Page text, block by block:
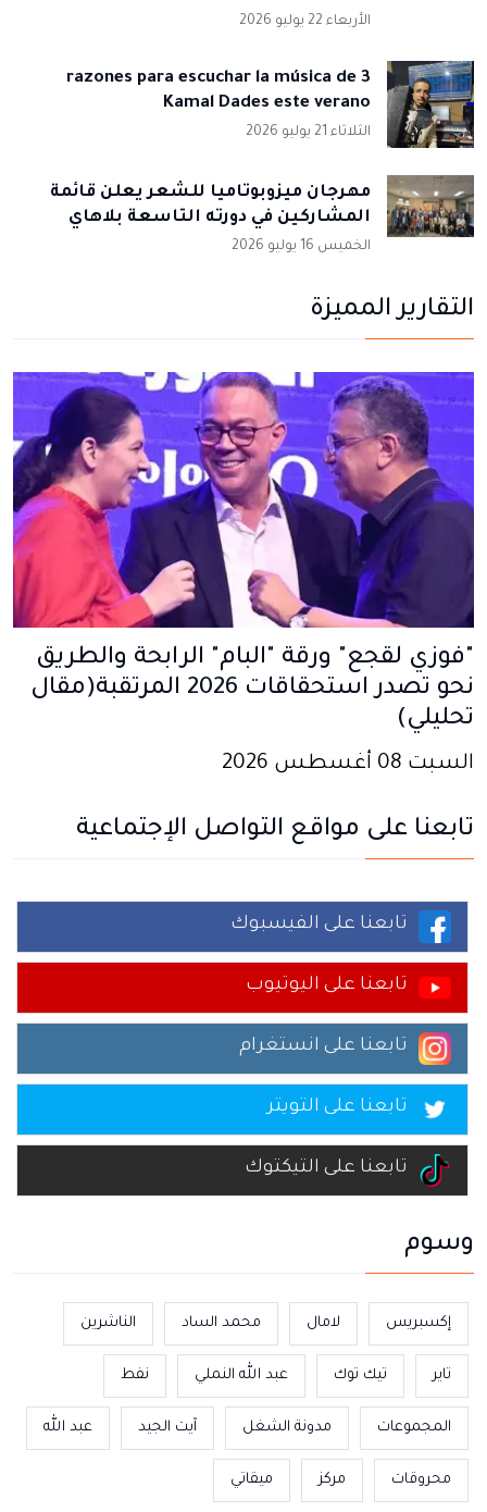
الأربعاء 22 يوليو 2026
3 razones para escuchar la música de
Kamal Dades este verano
الثلاثاء 21 يوليو 2026
مهرجان ميزوبوتاميا للشعر يعلن قائمة
المشاركين في دورته التاسعة بلاهاي
الخميس 16 يوليو 2026
التقارير المميزة
"فوزي لقجع" ورقة "البام" الرابحة والطريق
نحو تصدر استحقاقات 2026 المرتقبة(مقال
تحليلي)
السبت 08 أغسطس 2026
تابعنا على مواقع التواصل الإجتماعية
تابعنا على الفيسبوك
تابعنا على اليوتيوب
تابعنا على انستغرام
تابعنا على التويتر
تابعنا على التيكتوك
وسوم
إكسبريس لامال محمد الساد الناشرين
تاير تيك توك عبد الله النملي نفط
المجموعات مدونة الشغل آيت الجيد عبد الله
محروقات مركز ميقاتي